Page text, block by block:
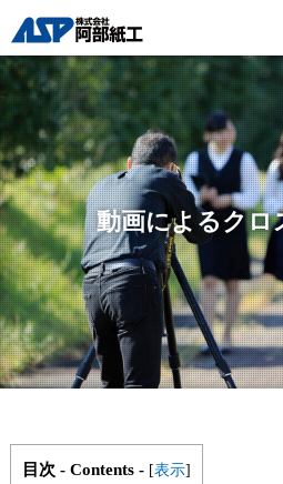
動画によるクロ
目次 - Contents - [表示]